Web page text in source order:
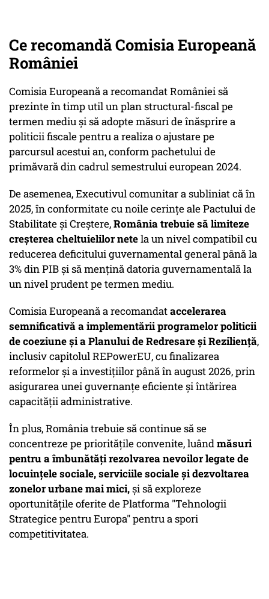
Ce recomandă Comisia Europeană
României
Comisia Europeană a recomandat României să
prezinte în timp util un plan structural-fiscal pe
termen mediu și să adopte măsuri de înăsprire a
politicii fiscale pentru a realiza o ajustare pe
parcursul acestui an, conform pachetului de
primăvară din cadrul semestrului european 2024.
De asemenea, Executivul comunitar a subliniat că în
2025, în conformitate cu noile cerințe ale Pactului de
Stabilitate și Creștere,România trebuie să limiteze
creșterea cheltuielilor netela un nivel compatibil cu
reducerea deficitului guvernamental general până la
3% din PIB și să mențină datoria guvernamentală la
un nivel prudent pe termen mediu.
Comisia Europeană a recomandataccelerarea
semnificativă a implementării programelor politicii
de coeziune și a Planului de Redresare și Reziliență,
inclusiv capitolul REPowerEU, cu finalizarea
reformelor și a investițiilor până în august 2026, prin
asigurarea unei guvernanțe eficiente și întărirea
capacității administrative.
În plus, România trebuie să continue să se
concentreze pe prioritățile convenite, luândmăsuri
pentru a îmbunătăți rezolvarea nevoilor legate de
locuințele sociale, serviciile sociale și dezvoltarea
zonelor urbane mai mici,și să exploreze
oportunitățile oferite de Platforma "Tehnologii
Strategice pentru Europa" pentru a spori
competitivitatea.